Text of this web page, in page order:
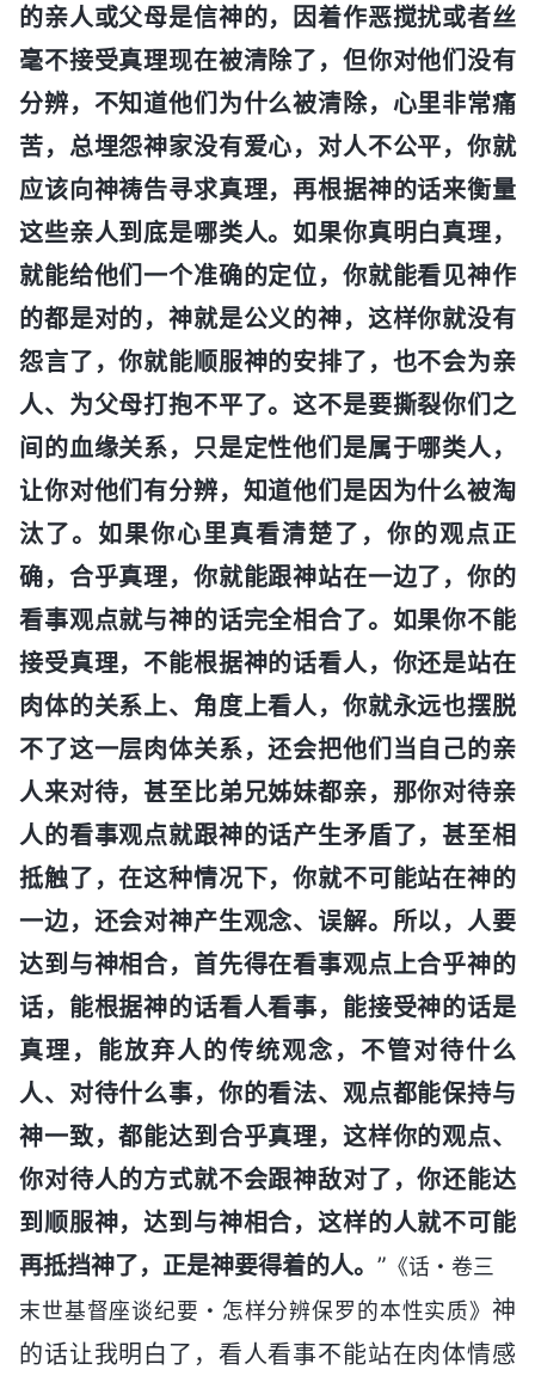
的亲人或父母是信神的，因着作恶搅扰或者丝
毫不接受真理现在被清除了，但你对他们没有
分辨，不知道他们为什么被清除，心里非常痛
苦，总埋怨神家没有爱心，对人不公平，你就
应该向神祷告寻求真理，再根据神的话来衡量
这些亲人到底是哪类人。如果你真明白真理，
就能给他们一个准确的定位，你就能看见神作
的都是对的，神就是公义的神，这样你就没有
怨言了，你就能顺服神的安排了，也不会为亲
人、为父母打抱不平了。这不是要撕裂你们之
间的血缘关系，只是定性他们是属于哪类人，
让你对他们有分辨，知道他们是因为什么被淘
汰了。如果你心里真看清楚了，你的观点正
确，合乎真理，你就能跟神站在一边了，你的
看事观点就与神的话完全相合了。如果你不能
接受真理，不能根据神的话看人，你还是站在
肉体的关系上、角度上看人，你就永远也摆脱
不了这一层肉体关系，还会把他们当自己的亲
人来对待，甚至比弟兄姊妹都亲，那你对待亲
人的看事观点就跟神的话产生矛盾了，甚至相
抵触了，在这种情况下，你就不可能站在神的
一边，还会对神产生观念、误解。所以，人要
达到与神相合，首先得在看事观点上合乎神的
话，能根据神的话看人看事，能接受神的话是
真理，能放弃人的传统观念，不管对待什么
人、对待什么事，你的看法、观点都能保持与
神一致，都能达到合乎真理，这样你的观点、
你对待人的方式就不会跟神敌对了，你还能达
到顺服神，达到与神相合，这样的人就不可能
再抵挡神了，正是神要得着的人。 ” 《话・卷三
末世基督座谈纪要・怎样分辨保罗的本性实质》 神
的话让我明白了，看人看事不能站在肉体情感